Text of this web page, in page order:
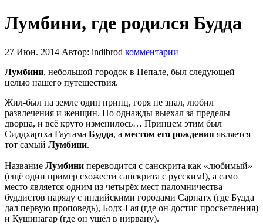
Лумбини, где родился Будда
27 Июн. 2014 Автор: indibrod комментарии
Лумбини, небольшой городок в Непале, был следующей
целью нашего путешествия.
Жил-был на земле один принц, горя не знал, любил
развлечения и женщин. Но однажды выехал за пределы
дворца, и всё круто изменилось… Принцем этим был
Сиддхартха Гаутама Будда, а местом его рождения является
тот самый Лумбини.
Название Лумбини переводится с санскрита как «любимый»
(ещё один пример схожести санскрита с русским!), а само
место является одним из четырёх мест паломничества
буддистов наряду с индийскими городами Сарнатх (где Будда
дал первую проповедь), Бодх-Гая (где он достиг просветления)
и Кушинагар (где он ушёл в нирвану).